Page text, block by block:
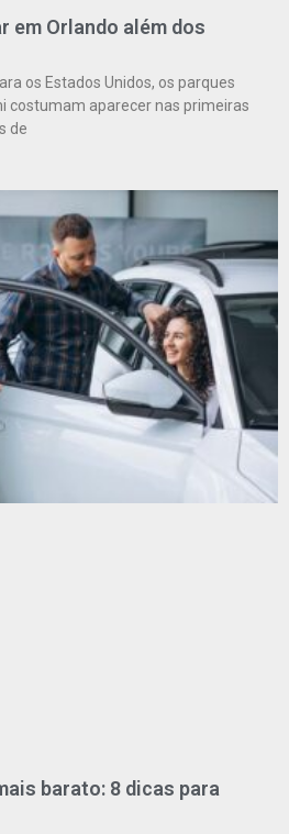
em Orlando além dos
os Estados Unidos, os parques
costumam aparecer nas primeiras
de
barato: 8 dicas para